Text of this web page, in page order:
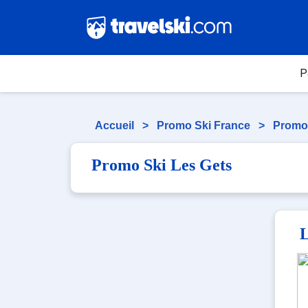
Accueil > Promo Ski France >
Promo Ski Les Gets